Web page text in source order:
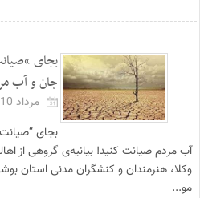
بجای
جان و آب
مرداد 10, 1400
بجای
آب مردم صیانت کنید! بیانیه‌ی گروهی از
وکلا، هنرمندان و کنشگران مدنی
مو...